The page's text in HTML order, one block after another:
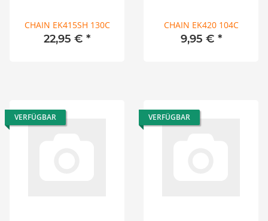
CHAIN EK415SH 130C
22,95 € *
CHAIN EK420 104C
9,95 € *
VERFÜGBAR VERFÜGBAR